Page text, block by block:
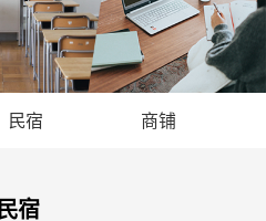
民宿 商铺
民宿